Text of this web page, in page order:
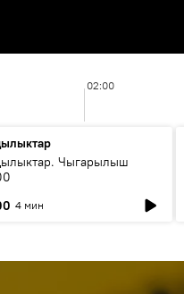
02:00
Чыгарылыш
4 мин